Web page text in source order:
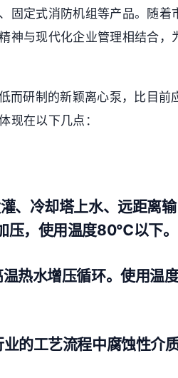
固定式消防机组等产品。随着
神与现代化企业管理相结合，
而研制的新颖离心泵，比目前
现在以下几点：
、冷却塔上水、远距离输
压，使用温度80℃以下。
热水增压循环。使用温
的工艺流程中腐蚀性介质